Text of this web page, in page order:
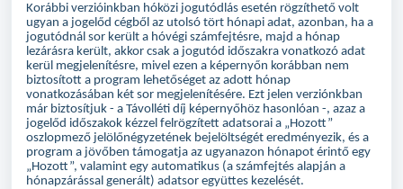
Korábbi verzióinkban hóközi jogutódlás esetén rögzíthető volt
ugyan a jogelőd cégből az utolsó tört hónapi adat, azonban, ha a
jogutódnál sor került a hóvégi számfejtésre, majd a hónap
lezárásra került, akkor csak a jogutód időszakra vonatkozó adat
kerül megjelenítésre, mivel ezen a képernyőn korábban nem
biztosított a program lehetőséget az adott hónap
vonatkozásában két sor megjelenítésére. Ezt jelen verziónkban
már biztosítjuk - a Távolléti díj képernyőhöz hasonlóan -, azaz a
jogelőd időszakok kézzel felrögzített adatsorai a „Hozott”
oszlopmező jelölőnégyzetének bejelöltségét eredményezik, és a
program a jövőben támogatja az ugyanazon hónapot érintő egy
„Hozott”, valamint egy automatikus (a számfejtés alapján a
hónapzárással generált) adatsor együttes kezelését.